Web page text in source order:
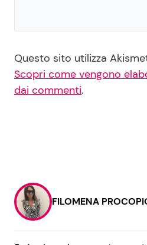
Questo sito utilizza
Scopri come vengono
dai commenti.
FILOMENA